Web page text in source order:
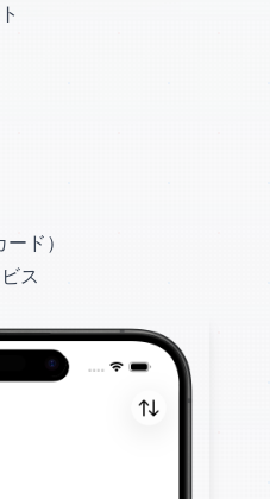
ド）
ス